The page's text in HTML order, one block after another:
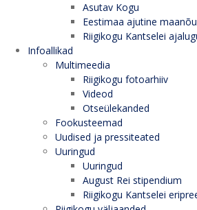
Asutav Kogu
Eestimaa ajutine
Riigikogu Kantselei
Infoallikad
Multimeedia
Riigikogu fotoarhiiv
Videod
Otseülekanded
Fookusteemad
Uudised ja pressiteated
Uuringud
Uuringud
August Rei stipendium
Riigikogu Kantselei